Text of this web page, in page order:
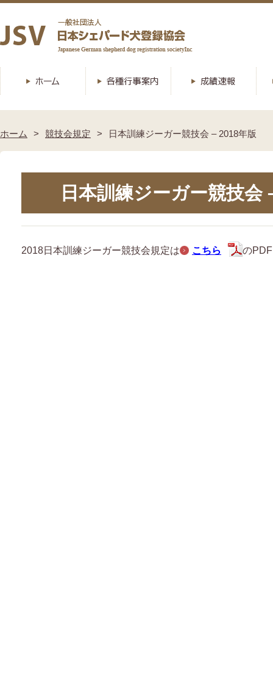
ホーム 競技会規定 日本訓練ジーガー競技会 – 2018年版
日本訓練ジーガー競技会
2018日本訓練ジーガー競技会規定は こちら の